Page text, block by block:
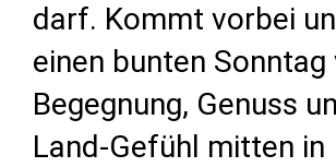
darf. Kommt vorbei
einen bunten Sonntag
Begegnung, Genuss
Land-Gefühl mitten in